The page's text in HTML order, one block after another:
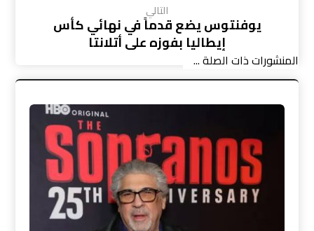
التالي
يوفنتوس يضع قدماً في نهائي كأس
إيطاليا بفوزه على أتلانتا
المنشورات ذات الصلة ...